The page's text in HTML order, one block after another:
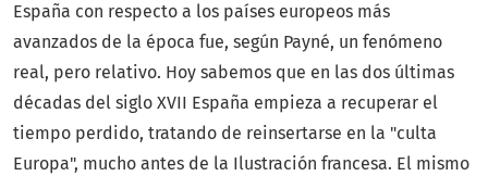
España con respecto a los países europeos más
avanzados de la época fue, según Payné, un fenómeno
real, pero relativo. Hoy sabemos que en las dos últimas
décadas del siglo XVII España empieza a recuperar el
tiempo perdido, tratando de reinsertarse en la "culta
Europa", mucho antes de la Ilustración francesa. El mismo